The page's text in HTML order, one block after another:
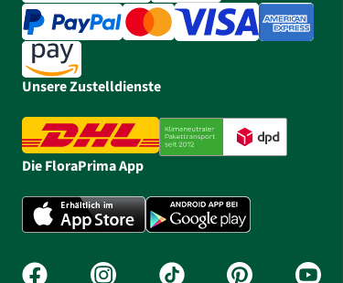
Unsere Zustelldienste
Die FloraPrima App